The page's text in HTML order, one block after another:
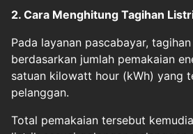
2. Cara Menghitung Tagihan
Pada layanan pascabayar,
berdasarkan jumlah pemakaian
satuan kilowatt hour (kWh) yang
pelanggan.
Total pemakaian tersebut